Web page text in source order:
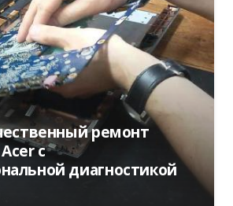
ремонт
с
диагностикой